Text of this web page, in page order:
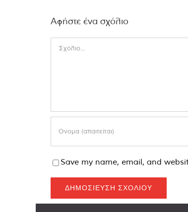
Αφήστε ένα σχόλιο
Save my name, email, and